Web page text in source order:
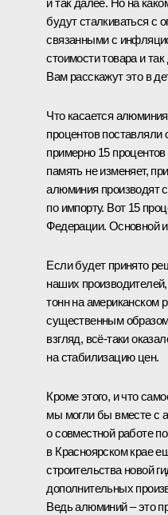
и так далее. Но на
будут сталкиваться с
связанными с
стоимости товара и
Вам расскажут это в
Что касается
процентов поставляли
примерно 15
память не изменяет,
алюминия производят
по импорту. Вот 15
Федерации. Основной
Если будет принято
наших
тонн на американском
существенным
взгляд, всё-таки
на стабилизацию цен.
Кроме этого, и что
мы могли бы вместе с
о совместной работе
в Красноярском крае
строительства новой
дополнительных
Ведь алюминий – это